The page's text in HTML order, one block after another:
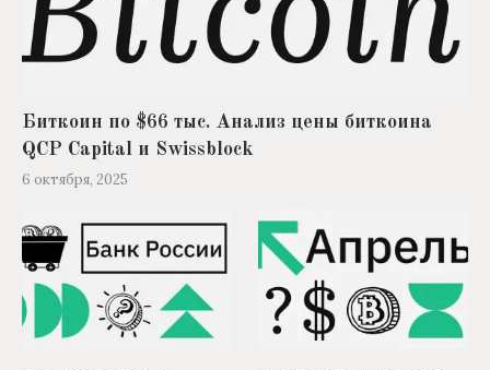
Биткоин по $66 тыс. Анализ цены биткоина
QCP Capital и Swissblock
6 октября, 2025